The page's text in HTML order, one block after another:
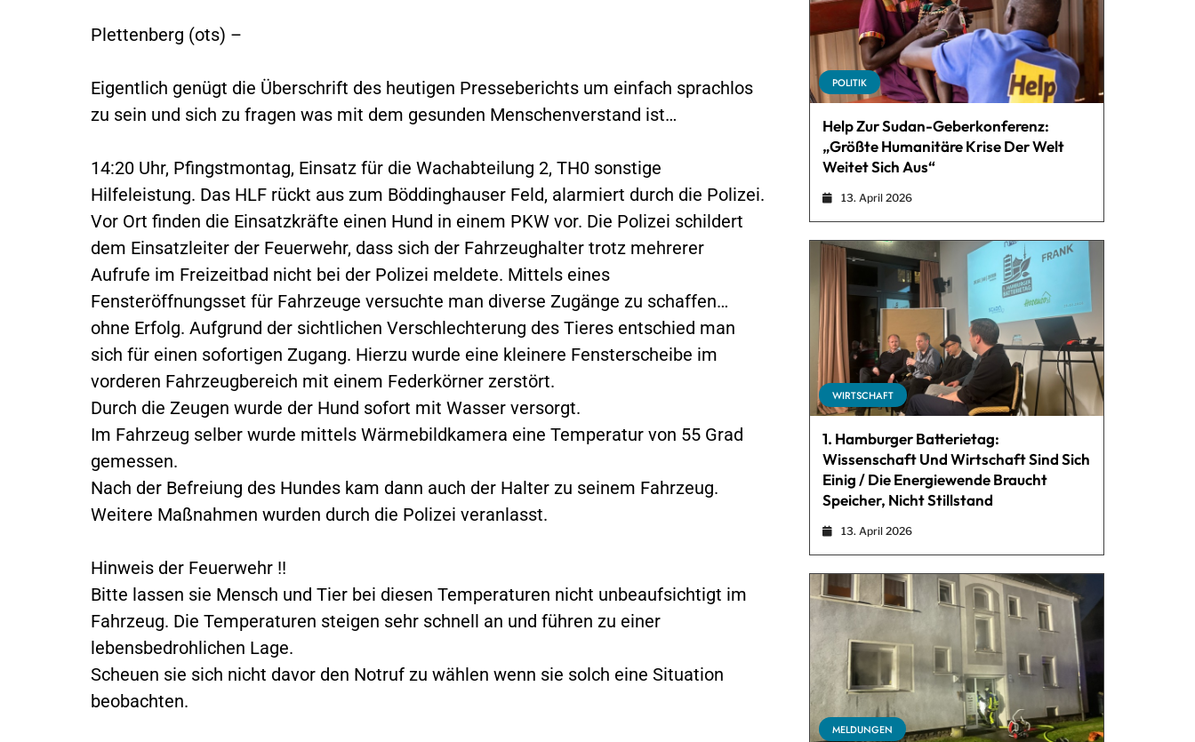
Plettenberg (ots) –
Eigentlich genügt die Überschrift des heutigen Presseberichts um einfach sprachlos
zu sein und sich zu fragen was mit dem gesunden Menschenverstand ist…
14:20 Uhr, Pfingstmontag, Einsatz für die Wachabteilung 2, TH0 sonstige
Hilfeleistung. Das HLF rückt aus zum Böddinghauser Feld, alarmiert durch die Polizei.
Vor Ort finden die Einsatzkräfte einen Hund in einem PKW vor. Die Polizei schildert
dem Einsatzleiter der Feuerwehr, dass sich der Fahrzeughalter trotz mehrerer
Aufrufe im Freizeitbad nicht bei der Polizei meldete. Mittels eines
Fensteröffnungsset für Fahrzeuge versuchte man diverse Zugänge zu schaffen…
ohne Erfolg. Aufgrund der sichtlichen Verschlechterung des Tieres entschied man
sich für einen sofortigen Zugang. Hierzu wurde eine kleinere Fensterscheibe im
vorderen Fahrzeugbereich mit einem Federkörner zerstört.
Durch die Zeugen wurde der Hund sofort mit Wasser versorgt.
Im Fahrzeug selber wurde mittels Wärmebildkamera eine Temperatur von 55 Grad
gemessen.
Nach der Befreiung des Hundes kam dann auch der Halter zu seinem Fahrzeug.
Weitere Maßnahmen wurden durch die Polizei veranlasst.
Hinweis der Feuerwehr !!
Bitte lassen sie Mensch und Tier bei diesen Temperaturen nicht unbeaufsichtigt im
Fahrzeug. Die Temperaturen steigen sehr schnell an und führen zu einer
lebensbedrohlichen Lage.
Scheuen sie sich nicht davor den Notruf zu wählen wenn sie solch eine Situation
beobachten.
POLITIK
Help Zur Sudan-Geberkonferenz:
„Größte Humanitäre Krise Der Welt
Weitet Sich Aus“
13. April 2026
WIRTSCHAFT
1. Hamburger Batterietag:
Wissenschaft Und Wirtschaft Sind Sich
Einig / Die Energiewende Braucht
Speicher, Nicht Stillstand
13. April 2026
MELDUNGEN